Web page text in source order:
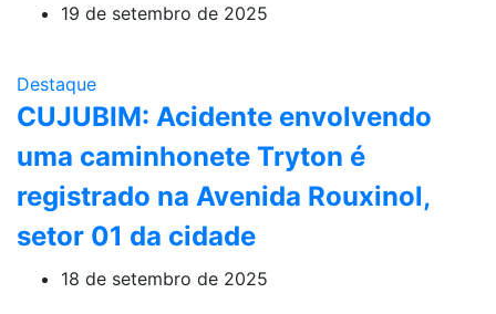
19 de setembro de 2025
Destaque
CUJUBIM: Acidente envolvendo
uma caminhonete Tryton é
registrado na Avenida Rouxinol,
setor 01 da cidade
18 de setembro de 2025